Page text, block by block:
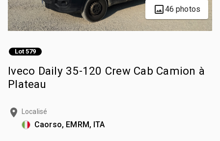
46 photos
Lot 579
Iveco Daily 35-120 Crew Cab Camion à
Plateau
Localisé
Caorso, EMRM, ITA